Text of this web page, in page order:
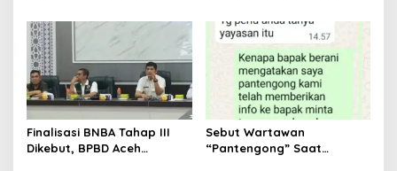
Ungkap Penyebabnya
Finalisasi BNBA Tahap III
Dikebut, BPBD Aceh
Sebut Wartawan
“Pantengong” Saat